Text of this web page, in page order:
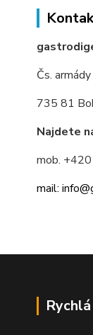
Čs.
735 81
Najdete
mob.
mail: